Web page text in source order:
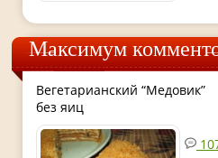
Максимум
Вегетарианский “Медовик”
без яиц